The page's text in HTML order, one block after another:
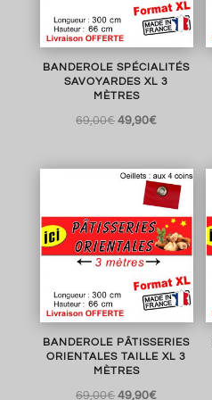
BANDEROLE SPÉCIALITÉS
SAVOYARDES XL 3
MÈTRES
69,00€ Le
initial
était :
49,90€Le
actuel
est :
49,90€.
BANDEROLE PÂTISSERIES
ORIENTALES TAILLE XL 3
MÈTRES
69,00€ Le
49,90€Le